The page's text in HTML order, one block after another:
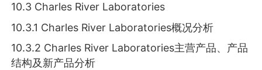
10.3 Charles River Laboratories
10.3.1 Charles River Laboratories概况分析
10.3.2 Charles River Laboratories主营产品、产品
结构及新产品分析